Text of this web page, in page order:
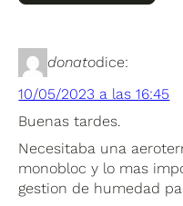
donatodice:
10/05/2023 a las 16:45
Buenas tardes.
Necesitaba una
monobloc y lo mas
gestion de humedad